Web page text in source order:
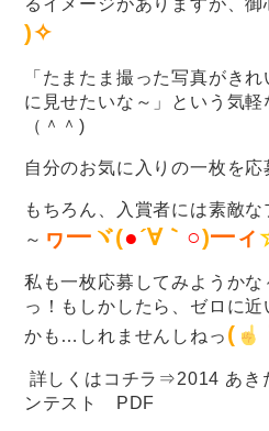
るイメージがありますが、御
)✧
「たまたま撮った写真がき
に見せたいな～」という気
（＾＾)
自分のお気に入りの一枚を
もちろん、入賞者には素敵
～ ヮ━ ヾ(●´∀｀ ○)━ィ
私も一枚応募してみようか
っ！もしかしたら、ゼロに
かも…しれませんしねっ (
詳しくはコチラ⇒2014 あき
ンテスト PDF